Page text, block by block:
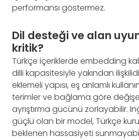
performansı göstermez.
Dil desteği ve alan
kritik?
Türkçe içeriklerde embedding
dilli kapasitesiyle yakından
eklemeli yapısı, eş anlamlı
terimler ve bağlama göre
ayrıştırma gücünü zorlayabilir.
güçlü olan bir model, Türkçe
beklenen hassasiyeti